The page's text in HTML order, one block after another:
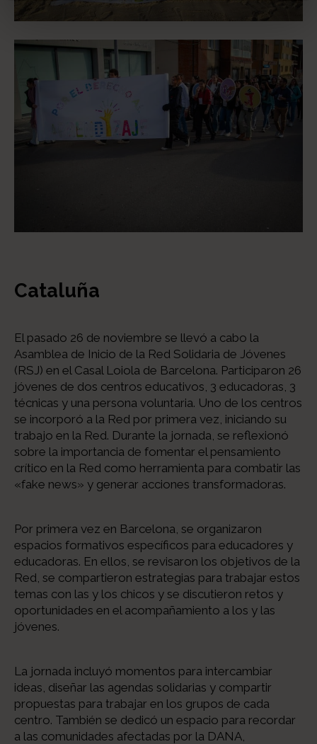
Cataluña
El pasado 26 de noviembre se llevó a cabo la
Asamblea de Inicio de la Red Solidaria de Jóvenes
(RSJ) en el Casal Loiola de Barcelona. Participaron 26
jóvenes de dos centros educativos, 3 educadoras, 3
técnicas y una persona voluntaria. Uno de los centros
se incorporó a la Red por primera vez, iniciando su
trabajo en la Red. Durante la jornada, se reflexionó
sobre la importancia de fomentar el pensamiento
crítico en la Red como herramienta para combatir las
«fake news» y generar acciones transformadoras.
Por primera vez en Barcelona, se organizaron
espacios formativos específicos para educadores y
educadoras. En ellos, se revisaron los objetivos de la
Red, se compartieron estrategias para trabajar estos
temas con las y los chicos y se discutieron retos y
oportunidades en el acompañamiento a los y las
jóvenes.
La jornada incluyó momentos para intercambiar
ideas, diseñar las agendas solidarias y compartir
propuestas para trabajar en los grupos de cada
centro. También se dedicó un espacio para recordar
a las comunidades afectadas por la DANA,